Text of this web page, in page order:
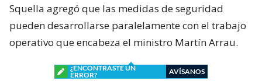
Squella agregó que las medidas de seguridad
pueden desarrollarse paralelamente con el trabajo
operativo que encabeza el ministro Martín Arrau.
¿ENCONTRASTE UN
ERROR?
AVÍSANOS